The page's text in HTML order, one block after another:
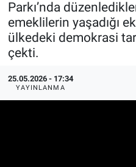
Parkı’nda
emeklilerin yaşadığı
ülkedeki demokrasi
çekti.
25.05.2026 - 17:34
YAYINLANMA